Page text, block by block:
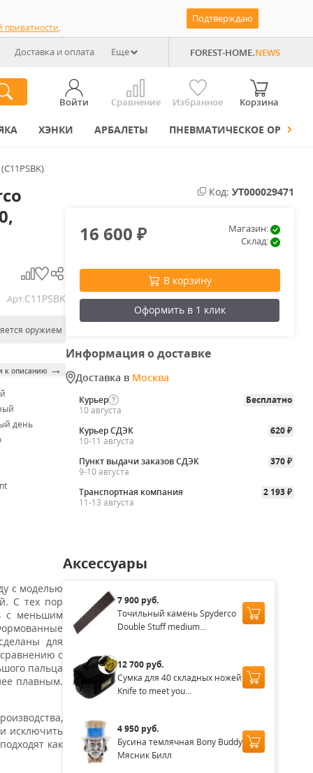
приватности.
Подтверждаю
Доставка и оплата Еще FOREST-HOME.NEWS
Войти Сравнение Избранное Корзина
ХЭНКИ АРБАЛЕТЫ ПНЕВМАТИЧЕСКОЕ ОРУЖИЕ
Арт.C11PSBK
оружием
к описанию →
день
Код: УТ000029471
16 600₽
Магазин:
Склад:
В корзину
Оформить в 1 клик
Информация о доставке
Доставка в Москва
Курьер
Бесплатно
10 августа
Курьер СДЭК
620 ₽
10-11 августа
Пункт выдачи заказов СДЭК
370 ₽
9-10 августа
Транспортная компания
2 193 ₽
11-13 августа
с моделью
С тех пор
с меньшим
для
с
пальца
плавным.
исключить
как
Аксессуары
7 900 руб.
Точильный камень Spyderco
Double Stuff medium...
12 700 руб.
Сумка для 40 складных ножей
Knife to meet you...
4 950 руб.
Бусина темлячная Bony Buddy
Мясник Билл